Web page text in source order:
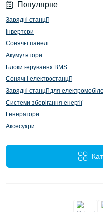
Популярне
Зарядні станції
Інвертори
Сонячні панелі
Акумулятори
Блоки керування BMS
Сонячні електростанції
Зарядні станції для
Системи зберігання енергії
Генератори
Аксесуари